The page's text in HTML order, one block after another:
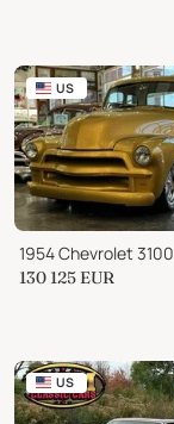
US
1954 Chevrolet 3100
130 125 EUR
US